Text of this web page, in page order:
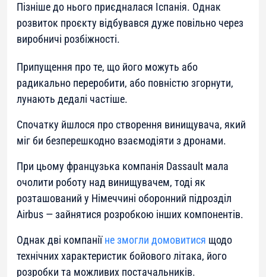
Пізніше до нього приєдналася Іспанія. Однак
розвиток проєкту відбувався дуже повільно через
виробничі розбіжності.
Припущення про те, що його можуть або
радикально переробити, або повністю згорнути,
лунають дедалі частіше.
Спочатку йшлося про створення винищувача, який
міг би безперешкодно взаємодіяти з дронами.
При цьому французька компанія Dassault мала
очолити роботу над винищувачем, тоді як
розташований у Німеччині оборонний підрозділ
Airbus — зайнятися розробкою інших компонентів.
Однак дві компаніїне змогли домовитися щодо
технічних характеристик бойового літака, його
розробки та можливих постачальників.